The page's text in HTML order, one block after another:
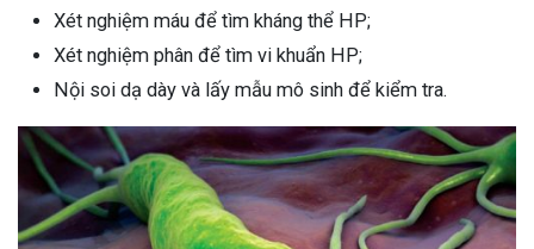
Xét nghiệm máu để tìm kháng thể HP;
Xét nghiệm phân để tìm vi khuẩn HP;
Nội soi dạ dày và lấy mẫu mô sinh để kiểm tra.